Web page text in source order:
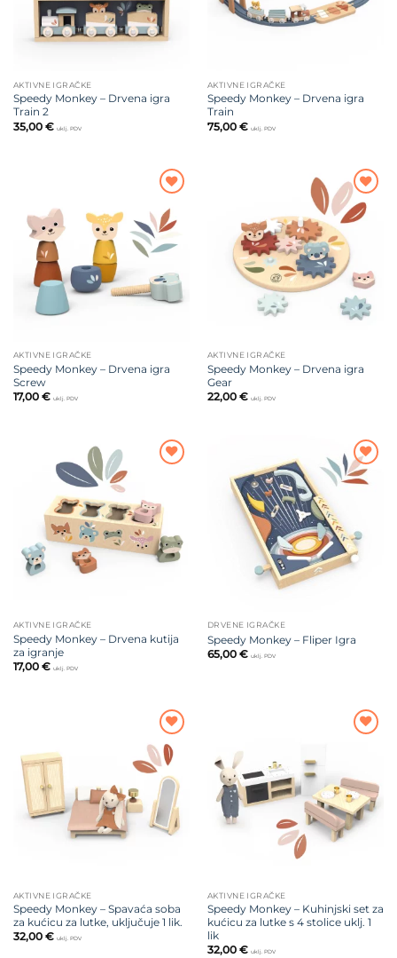
AKTIVNE IGRAČKE
Speedy Monkey – Drvena igra
Train 2
35,00 € uklj. PDV
AKTIVNE IGRAČKE
Speedy Monkey – Drvena igra
Train
75,00 € uklj. PDV
na listu
želja
AKTIVNE IGRAČKE
Speedy Monkey – Drvena igra
Screw
17,00 € uklj. PDV
Dodajte
na listu
AKTIVNE IGRAČKE
Speedy Monkey – Drvena igra
Gear
22,00 € uklj. PDV
AKTIVNE IGRAČKE
Speedy Monkey – Drvena kutija
za igranje
17,00 € uklj. PDV
Dodajte
na listu
DRVENE IGRAČKE
Speedy Monkey – Fliper Igra
65,00 € uklj. PDV
Dodajte
na listu
želja
AKTIVNE IGRAČKE
Speedy Monkey – Spavaća soba
za kućicu za lutke, uključuje 1 lik.
32,00 € uklj. PDV
AKTIVNE IGRAČKE
Speedy Monkey – Kuhinjski set za
kućicu za lutke s 4 stolice uklj. 1
lik
32,00 € uklj. PDV